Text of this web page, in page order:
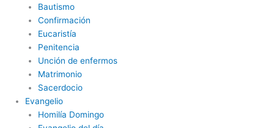
Bautismo
Confirmación
Eucaristía
Penitencia
Unción de enfermos
Matrimonio
Sacerdocio
Evangelio
Homilía Domingo